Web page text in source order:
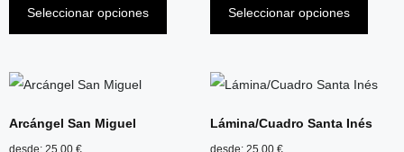
Seleccionar opciones Seleccionar opciones
Arcángel San Miguel
desde: 25,00 €
Lámina/Cuadro Santa Inés
desde: 25,00 €